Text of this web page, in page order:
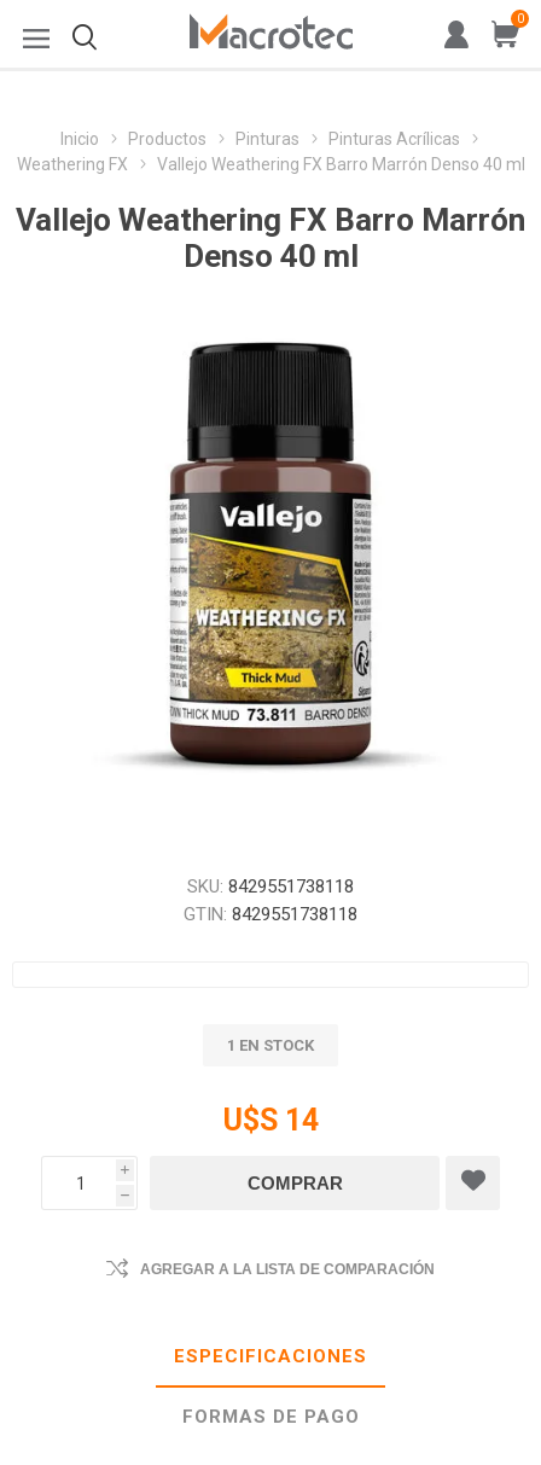
0
Inicio Productos Pinturas
Pinturas Acrílicas
Weathering FX
Vallejo Weathering FX Barro Marrón Denso 40 ml
Vallejo Weathering FX Barro Marrón
Denso 40 ml
SKU: 8429551738118
GTIN: 8429551738118
1 EN STOCK
U$S 14
i
h
AGREGAR A LA LISTA DE COMPARACIÓN
ESPECIFICACIONES
FORMAS DE PAGO